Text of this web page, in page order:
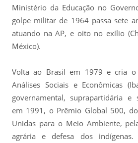
Ministério da Educação no
golpe militar de 1964 passa sete
atuando na AP, e oito no exílio
México).
Volta ao Brasil em 1979 e cria
Análises Sociais e Econômicas
governamental, suprapartidária e
em 1991, o Prêmio Global 500,
Unidas para o Meio Ambiente,
agrária e defesa dos